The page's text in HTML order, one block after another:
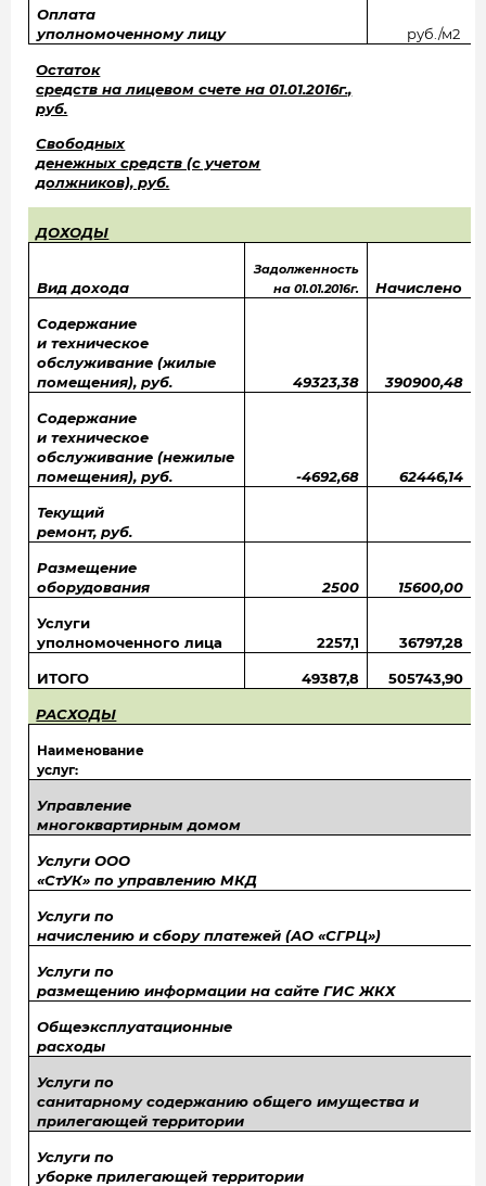
Оплата
уполномоченному лицу
руб./м2
Остаток
средств на лицевом счете на 01.01.2016г.,
руб.
Свободных
денежных средств (с учетом
должников), руб.
ДОХОДЫ
Вид дохода
Задолженность
на 01.01.2016г.
Начислено
Содержание
и техническое
обслуживание (жилые
помещения), руб.
49323,38 390900,48
Содержание
и техническое
обслуживание (нежилые
помещения), руб.
-4692,68 62446,14
Текущий
ремонт, руб.
Размещение
оборудования
2500 15600,00
Услуги
уполномоченного лица
2257,1 36797,28
ИТОГО 49387,8 505743,90
РАСХОДЫ
Наименование
услуг:
Управление
многоквартирным домом
Услуги ООО
«СтУК» по управлению МКД
Услуги по
начислению и сбору платежей (АО «СГРЦ»)
Услуги по
размещению информации на сайте ГИС ЖКХ
Общеэксплуатационные
расходы
Услуги по
санитарному содержанию общего имущества и
прилегающей территории
Услуги по
уборке прилегающей территории